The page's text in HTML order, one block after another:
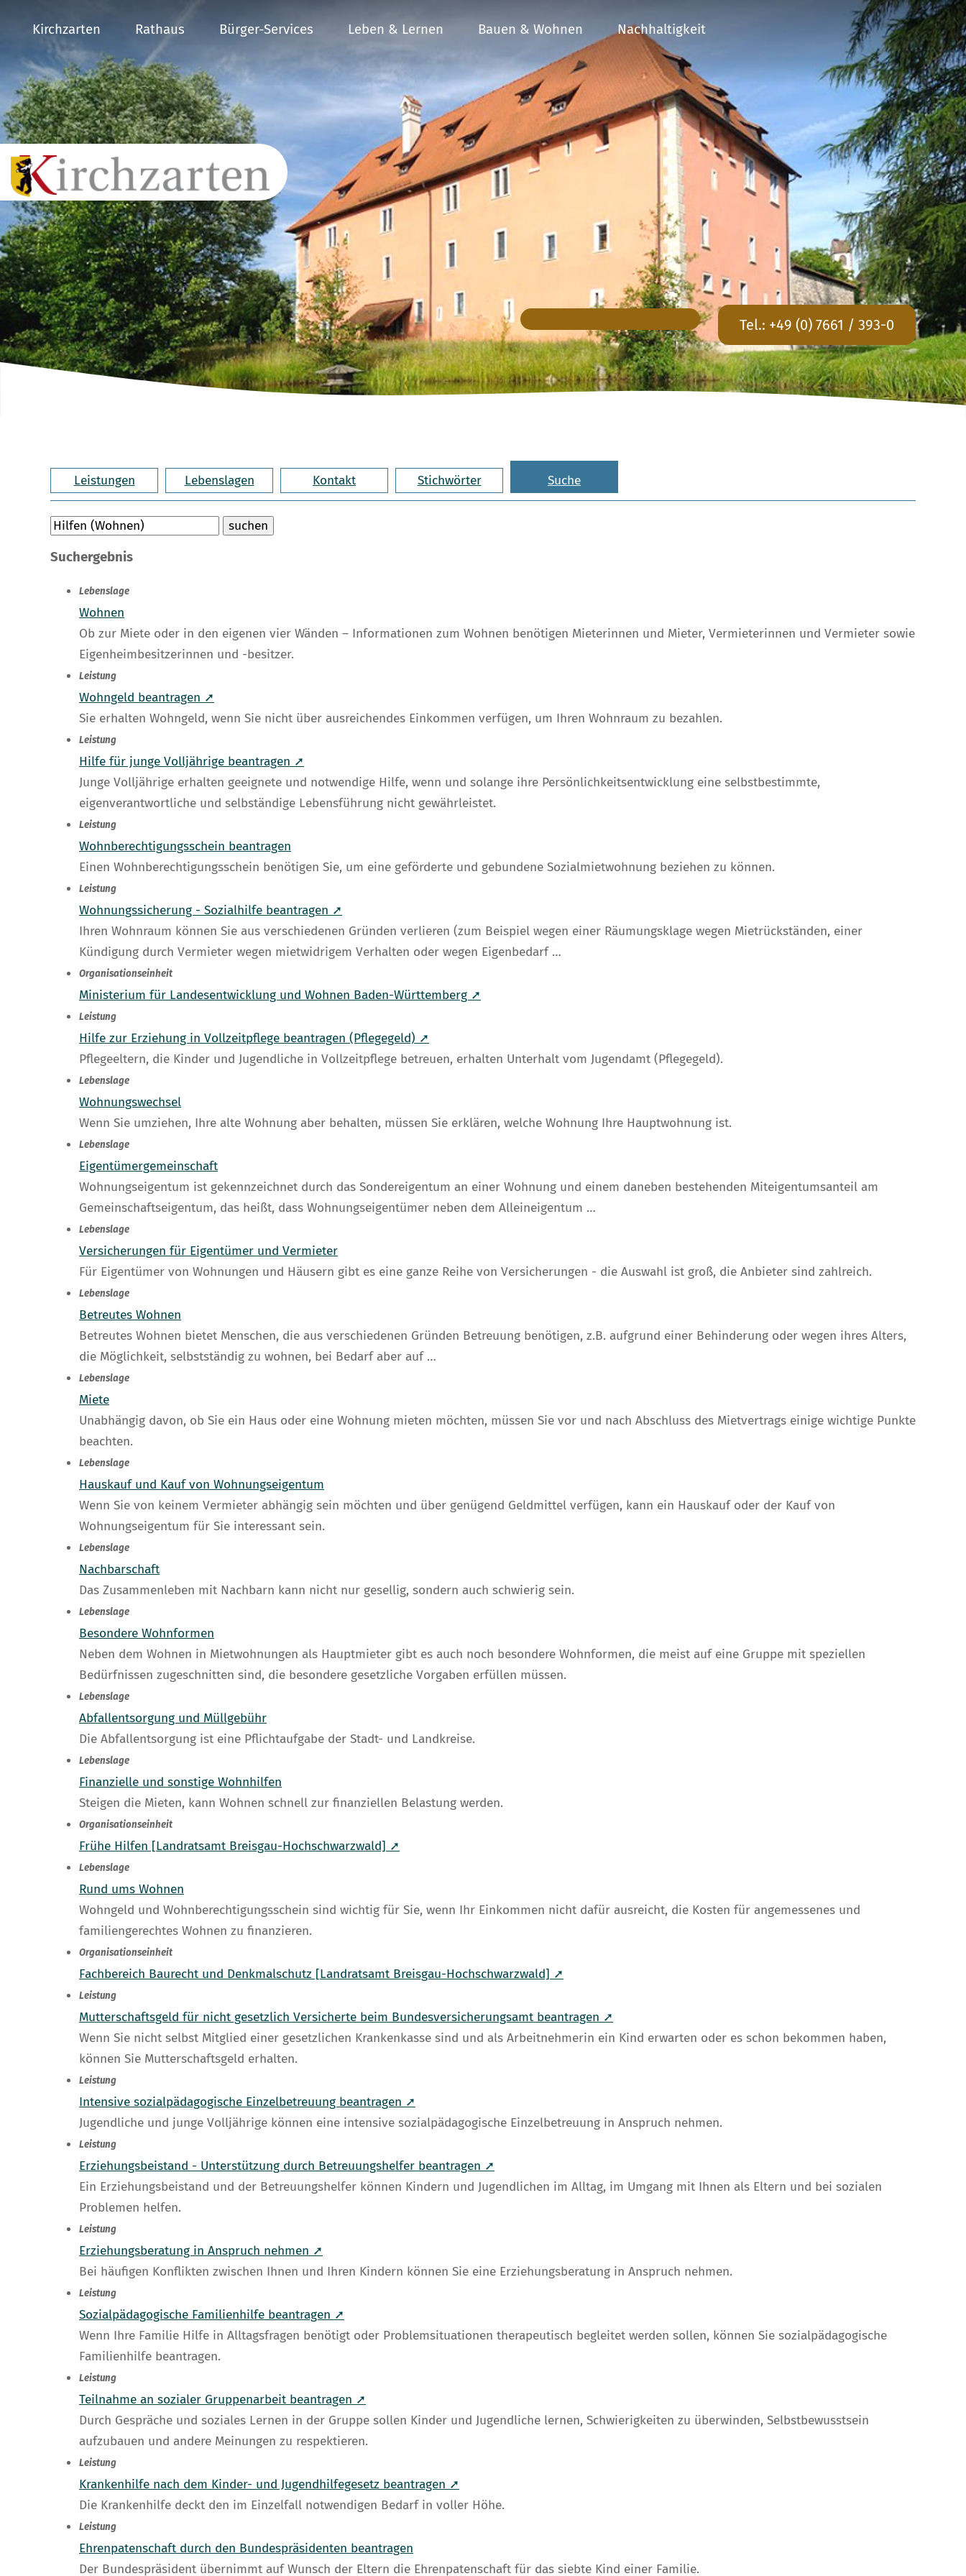
Kirchzarten Rathaus Bürger-Services Leben & Lernen Bauen & Wohnen Nachhaltigkeit
Tel.: +49 (0) 7661 / 393-0
Leistungen Lebenslagen Kontakt Stichwörter Suche
Suchergebnis
Lebenslage
Wohnen
Ob zur Miete oder in den eigenen vier Wänden – Informationen zum Wohnen benötigen Mieterinnen und Mieter, Vermieterinnen und Vermieter sowie
Eigenheimbesitzerinnen und -besitzer.
Leistung
Wohngeld beantragen ➚
Sie erhalten Wohngeld, wenn Sie nicht über ausreichendes Einkommen verfügen, um Ihren Wohnraum zu bezahlen.
Leistung
Hilfe für junge Volljährige beantragen ➚
Junge Volljährige erhalten geeignete und notwendige Hilfe, wenn und solange ihre Persönlichkeitsentwicklung eine selbstbestimmte,
eigenverantwortliche und selbständige Lebensführung nicht gewährleistet.
Leistung
Wohnberechtigungsschein beantragen
Einen Wohnberechtigungsschein benötigen Sie, um eine geförderte und gebundene Sozialmietwohnung beziehen zu können.
Leistung
Wohnungssicherung - Sozialhilfe beantragen ➚
Ihren Wohnraum können Sie aus verschiedenen Gründen verlieren (zum Beispiel wegen einer Räumungsklage wegen Mietrückständen, einer
Kündigung durch Vermieter wegen mietwidrigem Verhalten oder wegen Eigenbedarf …
Organisationseinheit
Ministerium für Landesentwicklung und Wohnen Baden-Württemberg ➚
Leistung
Hilfe zur Erziehung in Vollzeitpflege beantragen (Pflegegeld) ➚
Pflegeeltern, die Kinder und Jugendliche in Vollzeitpflege betreuen, erhalten Unterhalt vom Jugendamt (Pflegegeld).
Lebenslage
Wohnungswechsel
Wenn Sie umziehen, Ihre alte Wohnung aber behalten, müssen Sie erklären, welche Wohnung Ihre Hauptwohnung ist.
Lebenslage
Eigentümergemeinschaft
Wohnungseigentum ist gekennzeichnet durch das Sondereigentum an einer Wohnung und einem daneben bestehenden Miteigentumsanteil am
Gemeinschaftseigentum, das heißt, dass Wohnungseigentümer neben dem Alleineigentum …
Lebenslage
Versicherungen für Eigentümer und Vermieter
Für Eigentümer von Wohnungen und Häusern gibt es eine ganze Reihe von Versicherungen - die Auswahl ist groß, die Anbieter sind zahlreich.
Lebenslage
Betreutes Wohnen
Betreutes Wohnen bietet Menschen, die aus verschiedenen Gründen Betreuung benötigen, z.B. aufgrund einer Behinderung oder wegen ihres Alters,
die Möglichkeit, selbstständig zu wohnen, bei Bedarf aber auf …
Lebenslage
Miete
Unabhängig davon, ob Sie ein Haus oder eine Wohnung mieten möchten, müssen Sie vor und nach Abschluss des Mietvertrags einige wichtige Punkte
beachten.
Lebenslage
Hauskauf und Kauf von Wohnungseigentum
Wenn Sie von keinem Vermieter abhängig sein möchten und über genügend Geldmittel verfügen, kann ein Hauskauf oder der Kauf von
Wohnungseigentum für Sie interessant sein.
Lebenslage
Nachbarschaft
Das Zusammenleben mit Nachbarn kann nicht nur gesellig, sondern auch schwierig sein.
Lebenslage
Besondere Wohnformen
Neben dem Wohnen in Mietwohnungen als Hauptmieter gibt es auch noch besondere Wohnformen, die meist auf eine Gruppe mit speziellen
Bedürfnissen zugeschnitten sind, die besondere gesetzliche Vorgaben erfüllen müssen.
Lebenslage
Abfallentsorgung und Müllgebühr
Die Abfallentsorgung ist eine Pflichtaufgabe der Stadt- und Landkreise.
Lebenslage
Finanzielle und sonstige Wohnhilfen
Steigen die Mieten, kann Wohnen schnell zur finanziellen Belastung werden.
Organisationseinheit
Frühe Hilfen [Landratsamt Breisgau-Hochschwarzwald] ➚
Lebenslage
Rund ums Wohnen
Wohngeld und Wohnberechtigungsschein sind wichtig für Sie, wenn Ihr Einkommen nicht dafür ausreicht, die Kosten für angemessenes und
familiengerechtes Wohnen zu finanzieren.
Organisationseinheit
Fachbereich Baurecht und Denkmalschutz [Landratsamt Breisgau-Hochschwarzwald] ➚
Leistung
Mutterschaftsgeld für nicht gesetzlich Versicherte beim Bundesversicherungsamt beantragen ➚
Wenn Sie nicht selbst Mitglied einer gesetzlichen Krankenkasse sind und als Arbeitnehmerin ein Kind erwarten oder es schon bekommen haben,
können Sie Mutterschaftsgeld erhalten.
Leistung
Intensive sozialpädagogische Einzelbetreuung beantragen ➚
Jugendliche und junge Volljährige können eine intensive sozialpädagogische Einzelbetreuung in Anspruch nehmen.
Leistung
Erziehungsbeistand - Unterstützung durch Betreuungshelfer beantragen ➚
Ein Erziehungsbeistand und der Betreuungshelfer können Kindern und Jugendlichen im Alltag, im Umgang mit Ihnen als Eltern und bei sozialen
Problemen helfen.
Leistung
Erziehungsberatung in Anspruch nehmen ➚
Bei häufigen Konflikten zwischen Ihnen und Ihren Kindern können Sie eine Erziehungsberatung in Anspruch nehmen.
Leistung
Sozialpädagogische Familienhilfe beantragen ➚
Wenn Ihre Familie Hilfe in Alltagsfragen benötigt oder Problemsituationen therapeutisch begleitet werden sollen, können Sie sozialpädagogische
Familienhilfe beantragen.
Leistung
Teilnahme an sozialer Gruppenarbeit beantragen ➚
Durch Gespräche und soziales Lernen in der Gruppe sollen Kinder und Jugendliche lernen, Schwierigkeiten zu überwinden, Selbstbewusstsein
aufzubauen und andere Meinungen zu respektieren.
Leistung
Krankenhilfe nach dem Kinder- und Jugendhilfegesetz beantragen ➚
Die Krankenhilfe deckt den im Einzelfall notwendigen Bedarf in voller Höhe.
Leistung
Ehrenpatenschaft durch den Bundespräsidenten beantragen
Der Bundespräsident übernimmt auf Wunsch der Eltern die Ehrenpatenschaft für das siebte Kind einer Familie.